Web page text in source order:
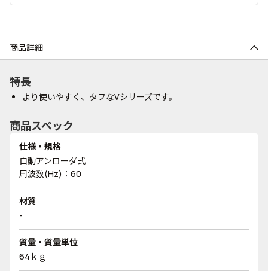
商品詳細
特長
より使いやすく、タフなVシリーズです。
商品スペック
仕様・規格
自動アンローダ式
周波数(Hz)：60
材質
-
質量・質量単位
64ｋｇ